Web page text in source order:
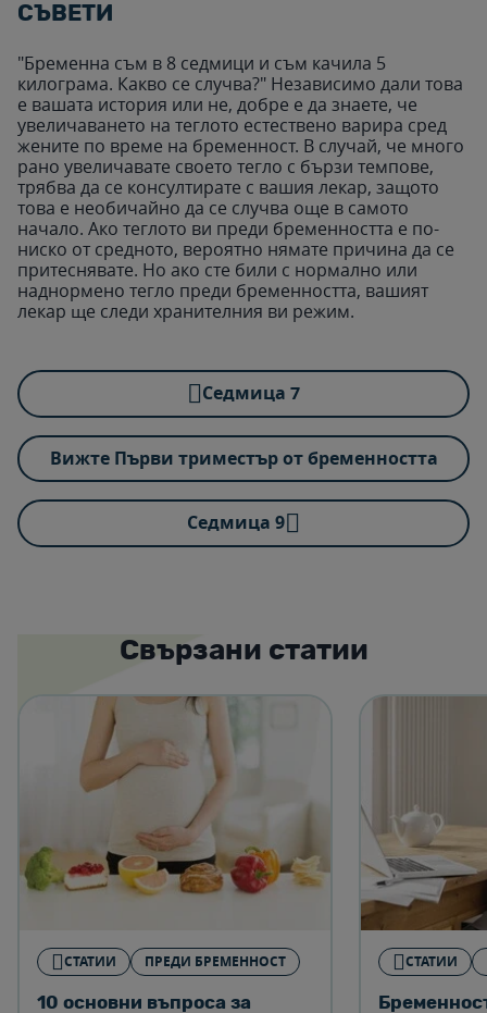
СЪВЕТИ
"Бременна съм в 8 седмици и съм качила 5
килограма. Какво се случва?" Независимо дали това
е вашата история или не, добре е да знаете, че
увеличаването на теглото естествено варира сред
жените по време на бременност. В случай, че много
рано увеличавате своето тегло с бързи темпове,
трябва да се консултирате с вашия лекар, защото
това е необичайно да се случва още в самото
начало. Ако теглото ви преди бременността е по-
ниско от средното, вероятно нямате причина да се
притеснявате. Но ако сте били с нормално или
наднормено тегло преди бременността, вашият
лекар ще следи хранителния ви режим.
Cедмица 7
Вижте Първи триместър от бременността
Cедмица 9
Свързани статии
СТАТИИ ПРЕДИ БРЕМЕННОСТ
10 основни въпроса за
СТАТИИ